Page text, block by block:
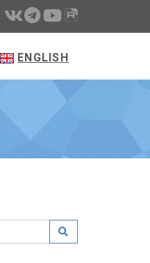
ENGLISH